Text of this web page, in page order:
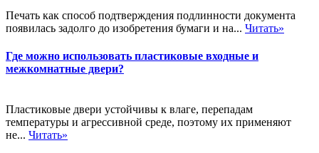
Печать как способ подтверждения подлинности документа
появилась задолго до изобретения бумаги и на... Читать»
Где можно использовать пластиковые входные и
межкомнатные двери?
Пластиковые двери устойчивы к влаге, перепадам
температуры и агрессивной среде, поэтому их применяют
не... Читать»